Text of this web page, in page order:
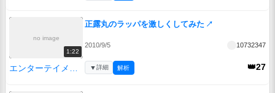
no image
1:22
正露丸のラッパを激しくしてみた ↗
2010/9/5 10732347
👑27
▼詳細 解析